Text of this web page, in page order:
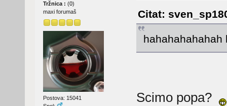
Tržnica : (0)
maxi forumaš
Postova: 15041
Citat:
Scimo popa?